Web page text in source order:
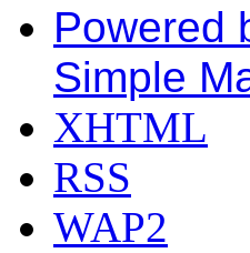
Powered
Simple
XHTML
RSS
WAP2